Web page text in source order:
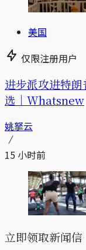
美国
仅限注册用户
进步派攻进特
选｜Whatsnew
姚拏云
15 小时前
立即领取新闻信